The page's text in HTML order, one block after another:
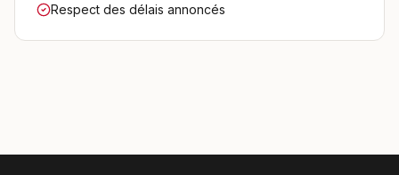
Respect des délais annoncés